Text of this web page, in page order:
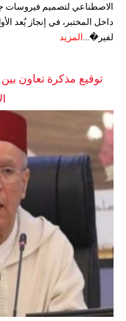
الاصطناعي لتصميم فيروسات
داخل المختبر، في إنجاز يُعد
لفير�...
المزيد
توقيع مذكرة تعاون